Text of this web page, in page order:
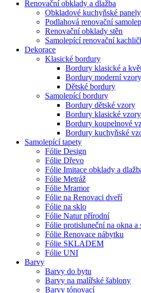
Renovační obklady a dlažba
Obkladové kuchyňské panely
Podlahová renovační
Renovační obklady stěn
Samolepící renovační
Dekorace
Klasické bordury
Bordury klasické a
Bordury moderní vzory
Dětské bordury
Samolepící bordury
Bordury dětské vzory
Bordury klasické vzory
Bordury koupelnové
Bordury kuchyňské
Samolepící tapety
Fólie Design
Fólie Dřevo
Fólie Imitace obklady a
Fólie Metráž
Fólie Mramor
Fólie na Renovaci dveří
Fólie na sklo
Fólie Natur přírodní
Fólie protisluneční na okna a
Fólie Renovace nábytku
Fólie SKLADEM
Fólie UNI
Barvy
Barvy do bytu
Barvy na malířské šablony
Barvy tónovací